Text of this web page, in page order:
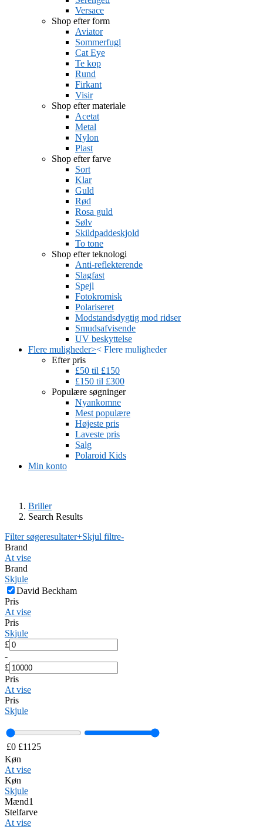
Versace
Shop efter form
Aviator
Sommerfugl
Cat Eye
Te kop
Rund
Firkant
Visir
Shop efter materiale
Acetat
Metal
Nylon
Plast
Shop efter farve
Sort
Klar
Guld
Rød
Rosa guld
Sølv
Skildpaddeskjold
To tone
Shop efter teknologi
Anti-reflekterende
Slagfast
Spejl
Fotokromisk
Polariseret
Modstandsdygtig mod ridser
Smudsafvisende
UV beskyttelse
Flere muligheder>< Flere muligheder
Efter pris
£50 til £150
£150 til £300
Populære søgninger
Nyankomne
Mest populære
Højeste pris
Laveste pris
Salg
Polaroid Kids
Min konto
Briller
Search Results
Filter søgeresultater+Skjul filtre-
Brand
At vise
Brand
Skjule
David Beckham
Pris
At vise
Pris
Skjule
£
-
£
Pris
At vise
Pris
Skjule
£0 £1125
Køn
At vise
Køn
Skjule
Mænd1
Stelfarve
At vise